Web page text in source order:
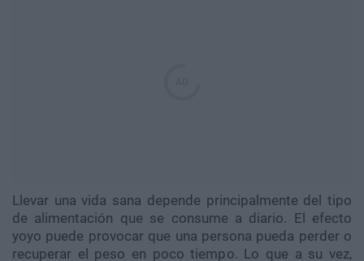
Llevar una vida sana depende principalmente del tipo
de alimentación que se consume a diario. El efecto
yoyo puede provocar que una persona pueda perder o
recuperar el peso en poco tiempo. Lo que a su vez,